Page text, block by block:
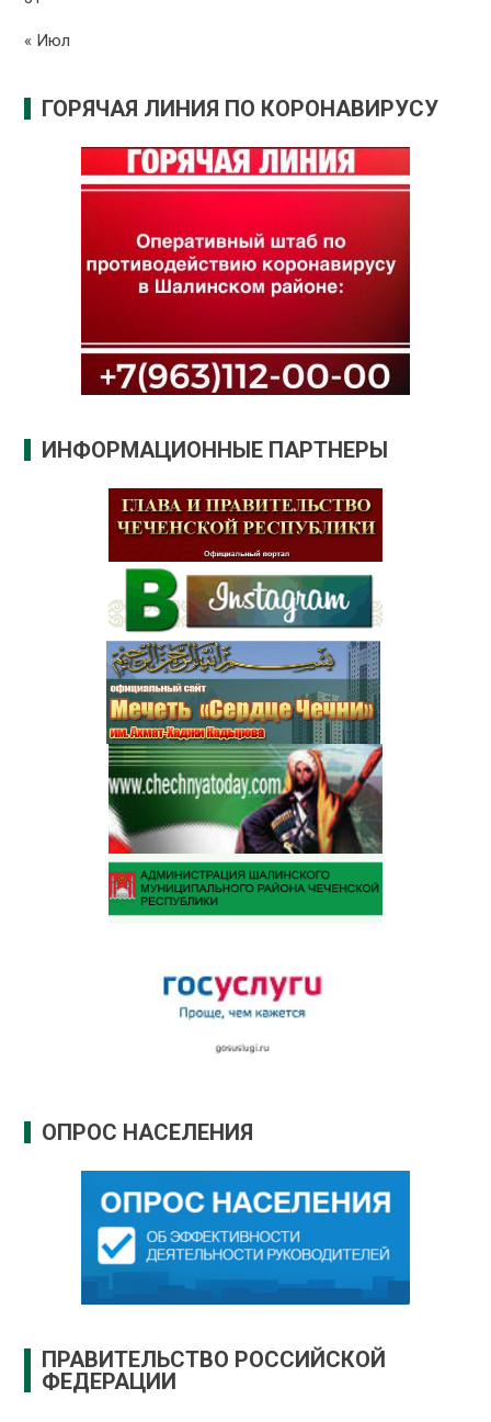
« Июл
ГОРЯЧАЯ ЛИНИЯ ПО КОРОНАВИРУСУ
ИНФОРМАЦИОННЫЕ ПАРТНЕРЫ
ОПРОС НАСЕЛЕНИЯ
ПРАВИТЕЛЬСТВО РОССИЙСКОЙ
ФЕДЕРАЦИИ